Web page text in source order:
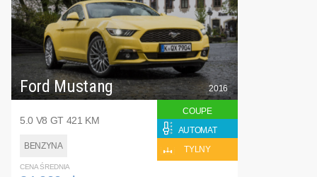
Ford Mustang
5.0 V8 GT 421 KM
BENZYNA
2016
COUPE
AUTOMAT
TYLNY
CENA ŚREDNIA